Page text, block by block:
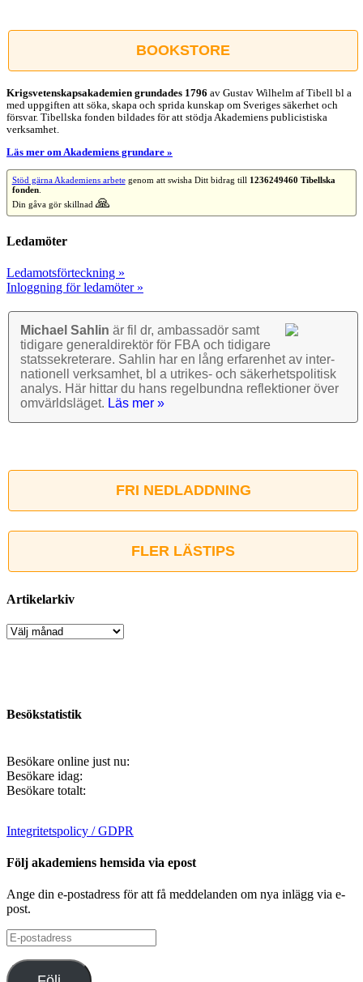
post
BOOKSTORE
Krigsvetenskap­sakademien grundades 1796 av Gustav Wilhelm af Tibell bl a
med uppgiften att söka, skapa och sprida kunskap om Sveriges säkerhet och
försvar. Tibellska fonden bildades för att stödja Akademiens publicistiska
verksamhet.
Läs mer om Akademiens grundare »
Stöd gärna Akademiens arbetegenom att swisha Ditt bidrag till 1236249460 Tibellska
fonden.
Din gåva gör skillnad 🙏
Ledamöter
Ledamotsförteckning »
Inloggning för ledamöter »
Michael Sahlin är fil dr, ambassadör samt
tidigare general­direktör för FBA och tidigare
stats­sekre­terare. Sahlin har en lång erfarenhet av inter­
nationell verk­samhet, bl a utrikes- och säkerhets­politisk
analys. Här hittar du hans regel­bundna reflek­tioner över
omvärlds­läget. Läs mer »
FRI NEDLADDNING
FLER LÄSTIPS
Artikelarkiv
Artikelarkiv
Besökstatistik
Besökare online just nu:
Besökare idag:
Besökare totalt:
Integritetspolicy / GDPR
Följ akademiens hemsida via epost
Ange din e-postadress för att få meddelanden om nya inlägg via e-
post.
E-
postadress